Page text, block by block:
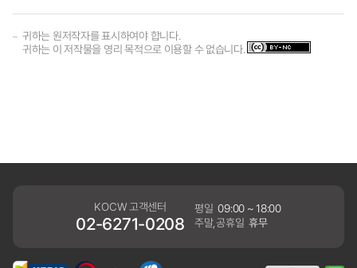
귀하는 원저작자를 표시하여야 합니다.
귀하는 이 저작물을 영리 목적으로 이용할 수 없습니다.
KOCW 고객센터
02-6271-0208
평일 09:00 ~ 18:00
주말,공휴일 휴무